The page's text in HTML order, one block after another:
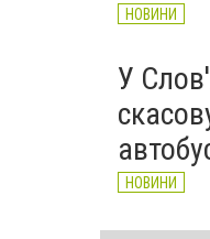
НОВИНИ
У
НОВИНИ